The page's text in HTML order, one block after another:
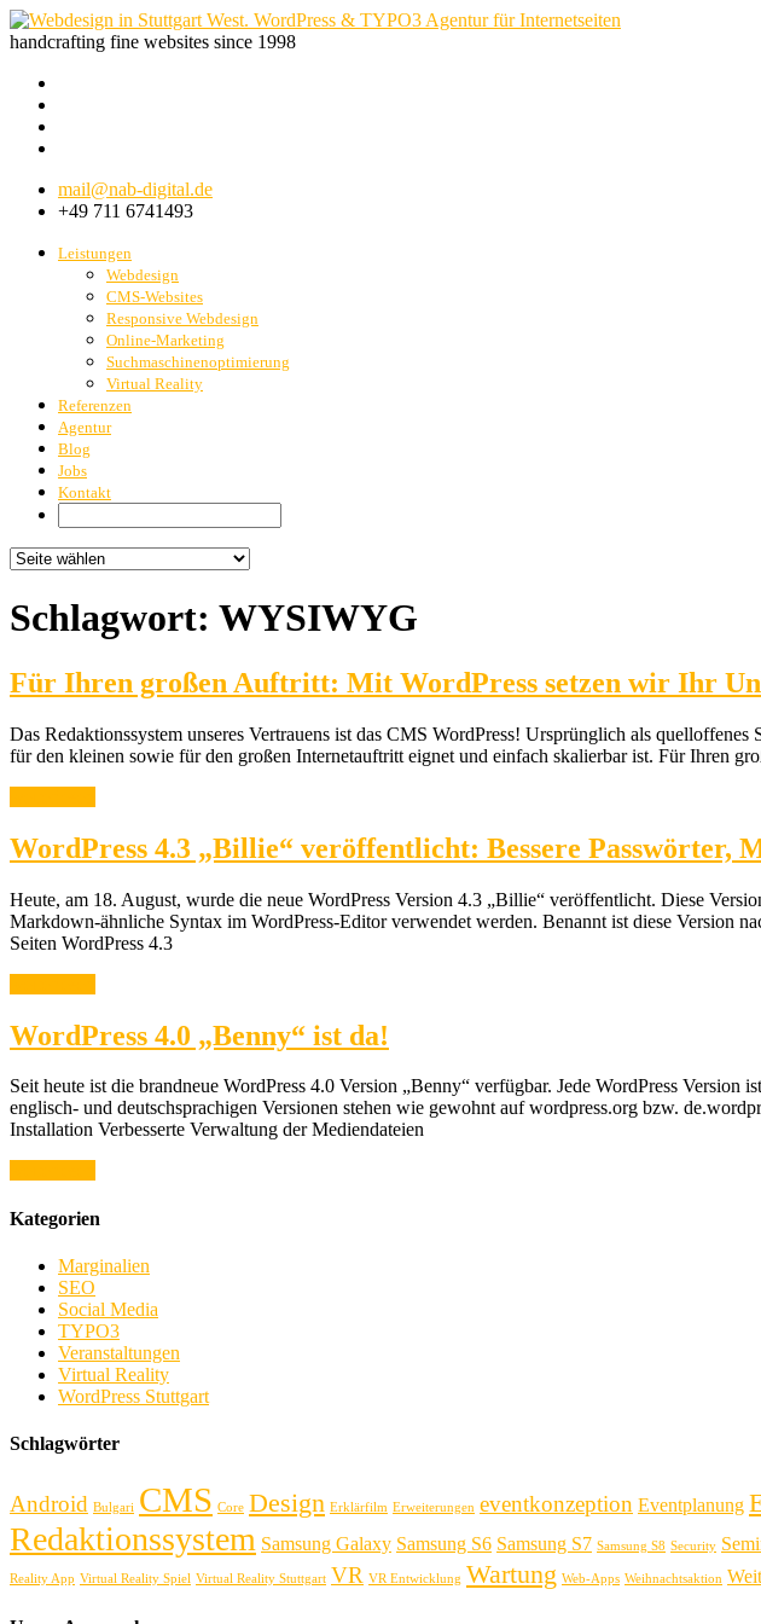
handcrafting fine websites since 1998
mail@nab-digital.de
+49 711 6741493
Leistungen
Webdesign
CMS-Websites
Responsive Webdesign
Online-Marketing
Suchmaschinenoptimierung
Virtual Reality
Referenzen
Agentur
Blog
Jobs
Kontakt
Schlagwort: WYSIWYG
Für Ihren großen Auftritt: Mit WordPress setzen wir Ihr
Das Redaktionssystem unseres Vertrauens ist das CMS WordPress! Ursprünglich als
für den kleinen sowie für den großen Internetauftritt eignet und einfach skalierbar ist. Für Ihren
WordPress 4.3 „Billie“ veröffentlicht: Bessere Passwörter,
Heute, am 18. August, wurde die neue WordPress Version 4.3 „Billie“ veröffentlicht. Diese
Markdown-ähnliche Syntax im WordPress-Editor verwendet werden. Benannt ist diese Version
Seiten WordPress 4.3
WordPress 4.0 „Benny“ ist da!
Seit heute ist die brandneue WordPress 4.0 Version „Benny“ verfügbar. Jede WordPress
englisch- und deutschsprachigen Versionen stehen wie gewohnt auf wordpress.org bzw.
Installation Verbesserte Verwaltung der Mediendateien
Kategorien
Marginalien
SEO
Social Media
TYPO3
Veranstaltungen
Virtual Reality
WordPress Stuttgart
Schlagwörter
Android Bulgari CMS Core Design Erklärfilm Erweiterungen eventkonzeption Eventplanung
Redaktionssystem Samsung Galaxy Samsung S6 Samsung S7 Samsung S8 Security
Reality App Virtual Reality Spiel Virtual Reality Stuttgart VR VR Entwicklung Wartung Web-Apps Weihnachtsaktion